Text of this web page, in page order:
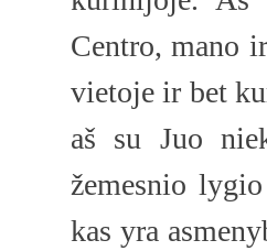
Centro, mano
vietoje ir bet
aš su Juo
žemesnio
kas yra